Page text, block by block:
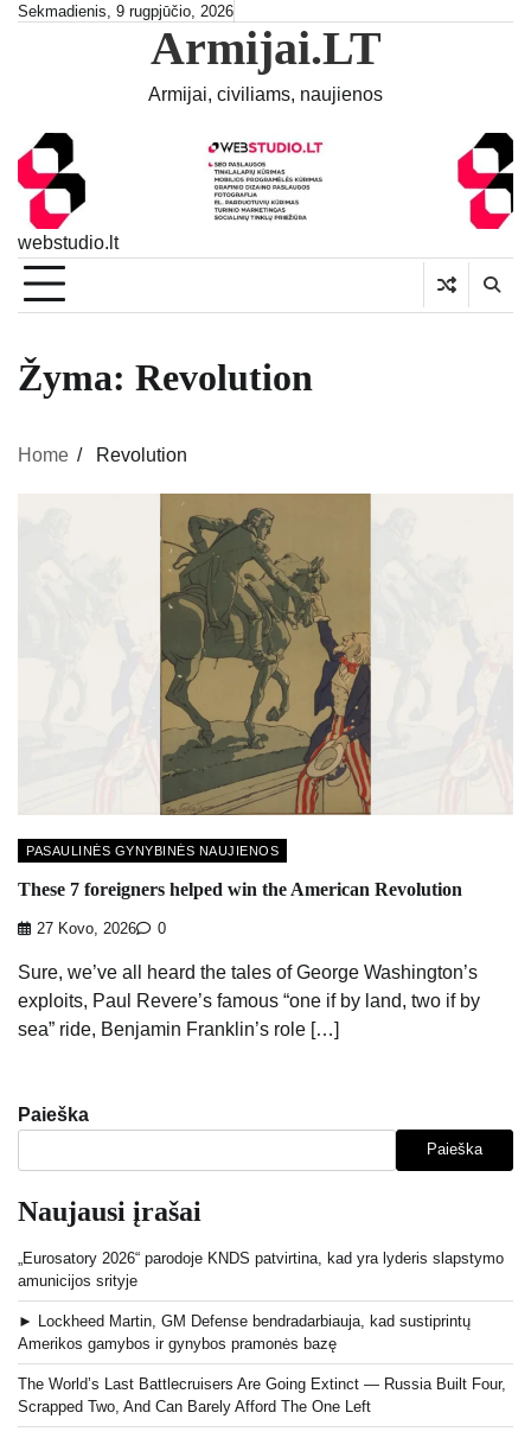
SkipSekmadienis, 9 rugpjūčio, 2026
Armijai.LT
Armijai, civiliams, naujienos
webstudio.lt
Žyma: Revolution
Home Revolution
PASAULINĖS GYNYBINĖS NAUJIENOS
These 7 foreigners helped win the American Revolution
27 Kovo, 2026 0
Sure, we’ve all heard the tales of George Washington’s
exploits, Paul Revere’s famous “one if by land, two if by
sea” ride, Benjamin Franklin’s role […]
Paieška
Paieška
Naujausi įrašai
„Eurosatory 2026“ parodoje KNDS patvirtina, kad yra lyderis slapstymo
amunicijos srityje
► Lockheed Martin, GM Defense bendradarbiauja, kad sustiprintų
Amerikos gamybos ir gynybos pramonės bazę
The World’s Last Battlecruisers Are Going Extinct — Russia Built Four,
Scrapped Two, And Can Barely Afford The One Left